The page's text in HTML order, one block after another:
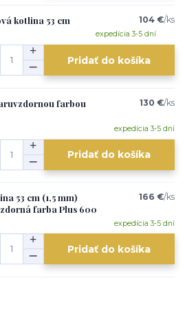
kotlina 53 cm 104 €/ks
expedícia 3-5 dní
Pridať do košíka
farbou
130 €/ks
expedícia 3-5 dní
Pridať do košíka
53 cm (1,5 mm)
farba Plus 600
166 €/ks
expedícia 3-5 dní
Pridať do košíka